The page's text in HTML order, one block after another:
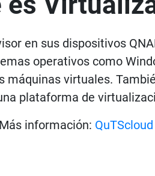
en sus dispositivos
operativos como
máquinas virtuales.
plataforma de
Más información: